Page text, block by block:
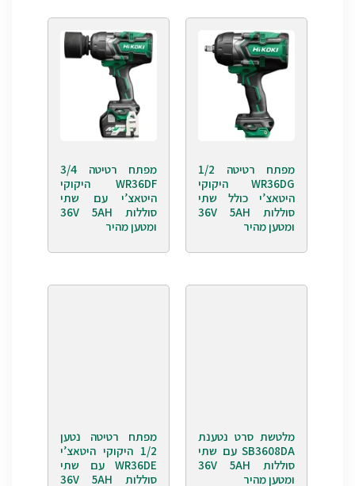
מפתח רטיטה 1/2
WR36DG היקוקי
היטאצ’י כולל שתי
סוללות 36V 5AH
ומטען מהיר
מפתח רטיטה 3/4
WR36DF היקוקי
היטאצ’י עם שתי
סוללות 36V 5AH
ומטען מהיר
מלטשת סרט נטענת
SB3608DA עם שתי
סוללות 36V 5AH
ומטען מהיר
מפתח רטיטה נטען
1/2 היקוקי היטאצ’י
WR36DE עם שתי
סוללות 36V 5AH